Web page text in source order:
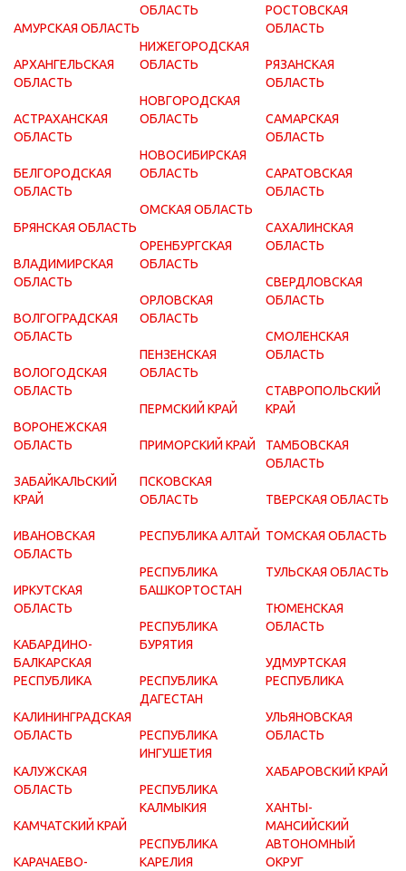
АМУРСКАЯ ОБЛАСТЬ
АРХАНГЕЛЬСКАЯ
ОБЛАСТЬ
АСТРАХАНСКАЯ
ОБЛАСТЬ
БЕЛГОРОДСКАЯ
ОБЛАСТЬ
БРЯНСКАЯ ОБЛАСТЬ
ВЛАДИМИРСКАЯ
ОБЛАСТЬ
ВОЛГОГРАДСКАЯ
ОБЛАСТЬ
ВОЛОГОДСКАЯ
ОБЛАСТЬ
ВОРОНЕЖСКАЯ
ОБЛАСТЬ
ЗАБАЙКАЛЬСКИЙ
КРАЙ
ИВАНОВСКАЯ
ОБЛАСТЬ
ИРКУТСКАЯ
ОБЛАСТЬ
КАБАРДИНО-
БАЛКАРСКАЯ
РЕСПУБЛИКА
КАЛИНИНГРАДСКАЯ
ОБЛАСТЬ
КАЛУЖСКАЯ
ОБЛАСТЬ
КАМЧАТСКИЙ КРАЙ
КАРАЧАЕВО-
ОБЛАСТЬ
НИЖЕГОРОДСКАЯ
ОБЛАСТЬ
НОВГОРОДСКАЯ
ОБЛАСТЬ
НОВОСИБИРСКАЯ
ОБЛАСТЬ
ОМСКАЯ ОБЛАСТЬ
ОРЕНБУРГСКАЯ
ОБЛАСТЬ
ОРЛОВСКАЯ
ОБЛАСТЬ
ПЕНЗЕНСКАЯ
ОБЛАСТЬ
ПЕРМСКИЙ КРАЙ
ПРИМОРСКИЙ КРАЙ
ПСКОВСКАЯ
ОБЛАСТЬ
РЕСПУБЛИКА АЛТАЙ
РЕСПУБЛИКА
БАШКОРТОСТАН
РЕСПУБЛИКА
БУРЯТИЯ
РЕСПУБЛИКА
ДАГЕСТАН
РЕСПУБЛИКА
ИНГУШЕТИЯ
РЕСПУБЛИКА
КАЛМЫКИЯ
РЕСПУБЛИКА
КАРЕЛИЯ
РОСТОВСКАЯ
ОБЛАСТЬ
РЯЗАНСКАЯ
ОБЛАСТЬ
САМАРСКАЯ
ОБЛАСТЬ
САРАТОВСКАЯ
ОБЛАСТЬ
САХАЛИНСКАЯ
ОБЛАСТЬ
СВЕРДЛОВСКАЯ
ОБЛАСТЬ
СМОЛЕНСКАЯ
ОБЛАСТЬ
СТАВРОПОЛЬСКИЙ
КРАЙ
ТАМБОВСКАЯ
ОБЛАСТЬ
ТВЕРСКАЯ ОБЛАСТЬ
ТОМСКАЯ ОБЛАСТЬ
ТУЛЬСКАЯ ОБЛАСТЬ
ТЮМЕНСКАЯ
ОБЛАСТЬ
УДМУРТСКАЯ
РЕСПУБЛИКА
УЛЬЯНОВСКАЯ
ОБЛАСТЬ
ХАБАРОВСКИЙ КРАЙ
ХАНТЫ-
МАНСИЙСКИЙ
АВТОНОМНЫЙ
ОКРУГ